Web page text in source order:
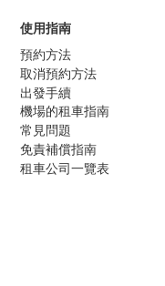
使用指南
預約方法
取消預約方法
出發手續
機場的租車指南
常見問題
免責補償指南
租車公司一覽表